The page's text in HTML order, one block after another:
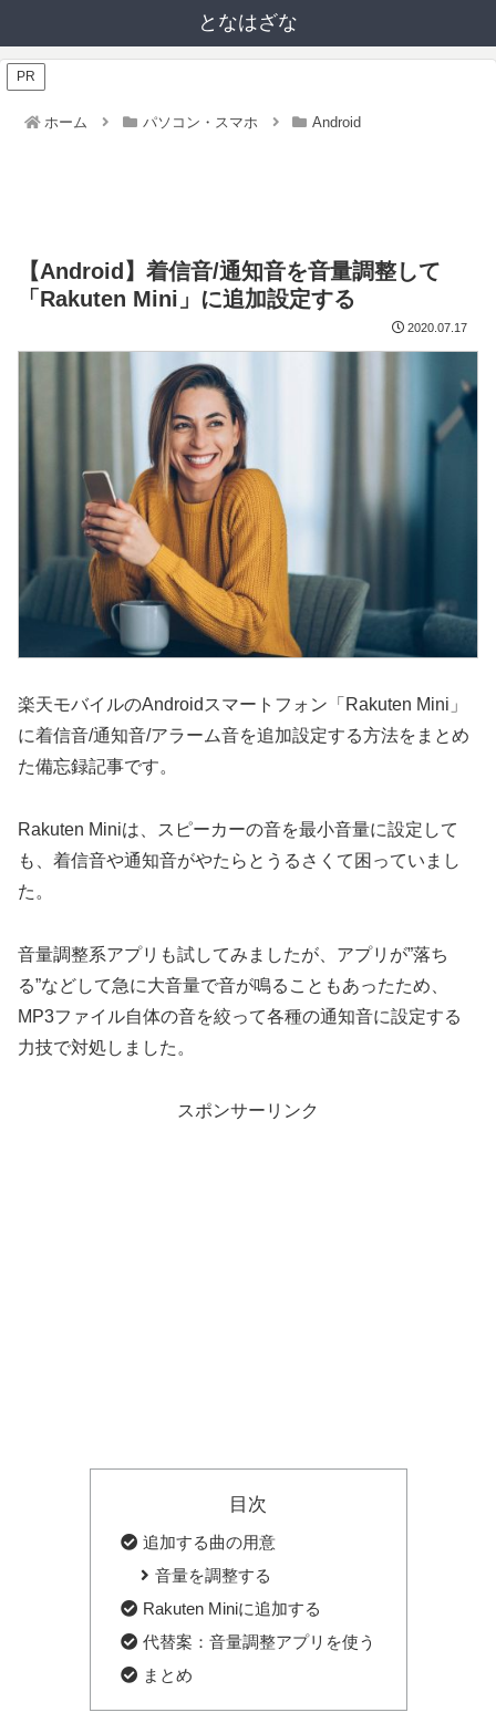
となはざな
PR
ホーム パソコン・スマホ Android
【Android】着信音/通知音を音量調整して
「Rakuten Mini」に追加設定する
2020.07.17
楽天モバイルのAndroidスマートフォン「Rakuten Mini」
に着信音/通知音/アラーム音を追加設定する方法をまとめ
た備忘録記事です。
Rakuten Miniは、スピーカーの音を最小音量に設定して
も、着信音や通知音がやたらとうるさくて困っていまし
た。
音量調整系アプリも試してみましたが、アプリが”落ち
る”などして急に大音量で音が鳴ることもあったため、
MP3ファイル自体の音を絞って各種の通知音に設定する
力技で対処しました。
スポンサーリンク
目次
追加する曲の用意
音量を調整する
Rakuten Miniに追加する
代替案：音量調整アプリを使う
まとめ